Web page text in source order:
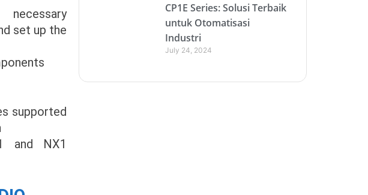
set up the
supported
and NX1
CP1E Series: Solusi Terbaik
untuk Otomatisasi
Industri
July 24, 2024